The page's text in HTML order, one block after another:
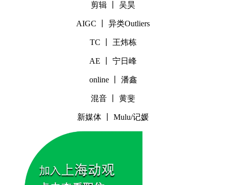
剪辑 丨 吴昊
AIGC 丨 异类Outliers
TC 丨 王炜栋
AE 丨 宁日峰
online 丨 潘鑫
混音 丨 黄斐
新媒体 丨 Mulu/记媛